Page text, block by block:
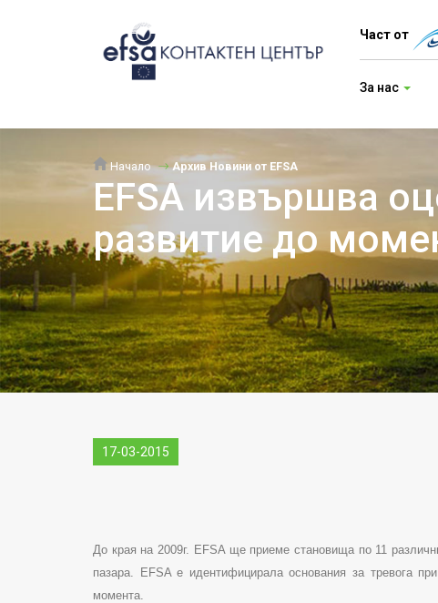
Част от
За нас
Начало Архив Новини от EFSA
EFSA извършва
развитие до
17-03-2015
До края на 2009г. EFSAще приеме становища по 11
пазара.
EFSAе идентифицирала основания за тревога
момента.